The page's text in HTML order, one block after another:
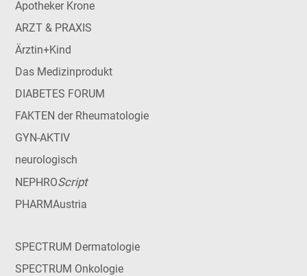
Apotheker Krone
ARZT & PRAXIS
Ärztin+Kind
Das Medizinprodukt
DIABETES FORUM
FAKTEN der Rheumatologie
GYN-AKTIV
neurologisch
NEPHROScript
PHARMAustria
SPECTRUM Dermatologie
SPECTRUM Onkologie